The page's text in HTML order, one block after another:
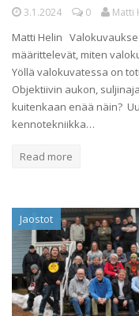
3.1.2024 0 Matti
Matti Helin
määrittelevät, miten
Yöllä valokuvatessa on
Objektiivin aukon,
kuitenkaan enää näin?
kennotekniikka…
Read more
Jaostot